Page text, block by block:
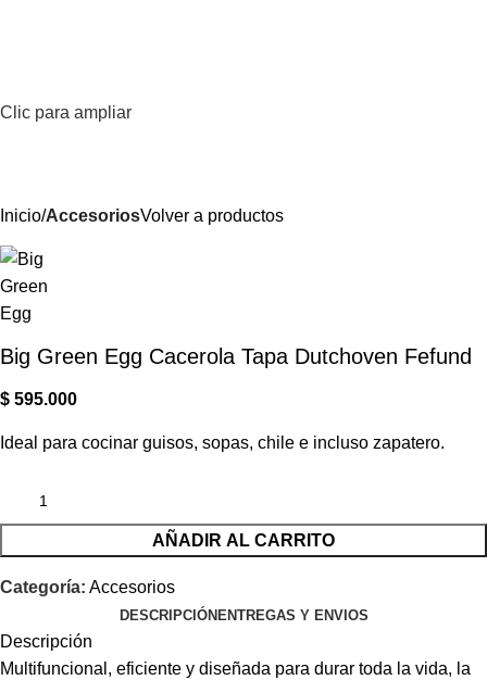
Clic para ampliar
Inicio AccesoriosVolver a productos
Big Green Egg Cacerola Tapa Dutchoven Fefund
$ 595.000
Ideal para cocinar guisos, sopas, chile e incluso zapatero.
AÑADIR AL CARRITO
Categoría: Accesorios
DESCRIPCIÓN ENTREGAS Y ENVIOS
Descripción
Multifuncional, eficiente y diseñada para durar toda la vida, la